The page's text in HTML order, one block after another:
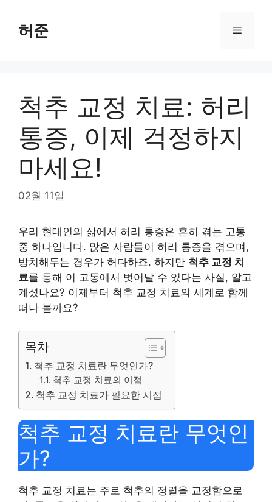
content
허준 Menu
척추 교정 치료: 허리
통증, 이제 걱정하지
마세요!
02월 11일
우리 현대인의 삶에서 허리 통증은 흔히 겪는 고통
중 하나입니다. 많은 사람들이 허리 통증을 겪으며,
방치해두는 경우가 허다하죠. 하지만 척추 교정 치
료를 통해 이 고통에서 벗어날 수 있다는 사실, 알고
계셨나요? 이제부터 척추 교정 치료의 세계로 함께
떠나 볼까요?
목차
척추 교정 치료란 무엇인가?
척추 교정 치료의 이점
척추 교정 치료가 필요한 시점
척추 교정 치료란 무엇인
가?
척추 교정 치료는 주로 척추의 정렬을 교정함으로